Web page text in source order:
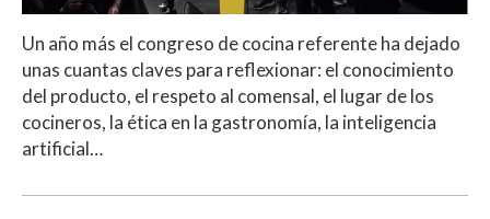
Un año más el congreso de cocina referente ha dejado
unas cuantas claves para reflexionar: el conocimiento
del producto, el respeto al comensal, el lugar de los
cocineros, la ética en la gastronomía, la inteligencia
artificial…